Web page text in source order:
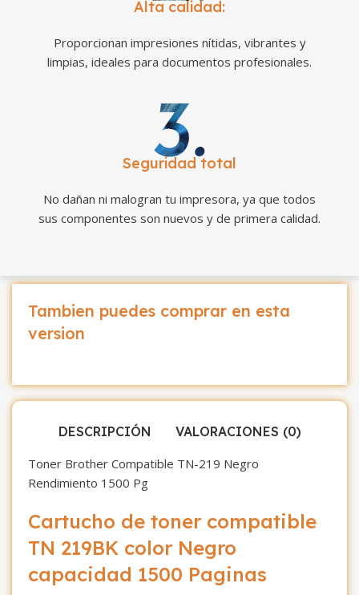
Alta calidad:
Proporcionan impresiones nítidas, vibrantes y
limpias, ideales para documentos profesionales.
Seguridad total
No dañan ni malogran tu impresora, ya que todos
sus componentes son nuevos y de primera calidad.
DESCRIPCIÓN
VALORACIONES (0)
Toner Brother Compatible TN-219 Negro
Rendimiento 1500 Pg
Cartucho de toner compatible
TN 219BK color Negro
capacidad 1500 Paginas
Tambien puedes comprar en esta
version